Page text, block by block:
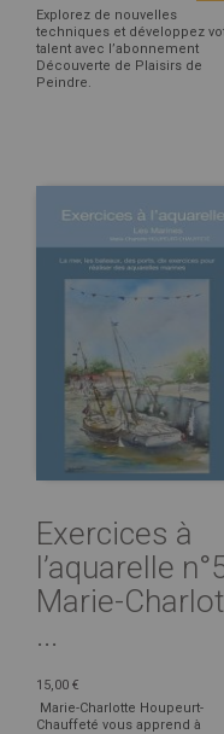
Explorez de nouvelles
techniques et développez
talent avec l’abonnement
Découverte de Plaisirs de
Peindre.
Exercices à
l’aquarelle
Marie-
...
15,00 €
Marie-Charlotte Houpeurt-
Chauffeté vous apprend à